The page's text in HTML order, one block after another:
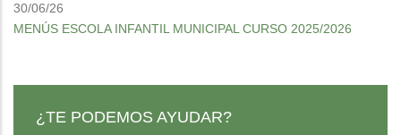
30/06/26
MENÚS ESCOLA INFANTIL MUNICIPAL CURSO 2025/2026
¿TE PODEMOS AYUDAR?